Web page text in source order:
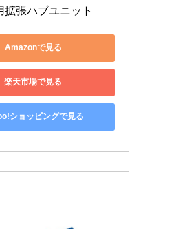
拡張ハブユニット
Amazonで見る
楽天市場で見る
ショッピングで見る